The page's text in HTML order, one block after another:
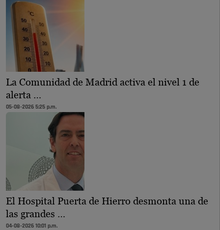
La Comunidad de Madrid activa el nivel 1 de
alerta …
05-08-2026 5:25 p.m.
El Hospital Puerta de Hierro desmonta una de
las grandes …
04-08-2026 10:01 p.m.